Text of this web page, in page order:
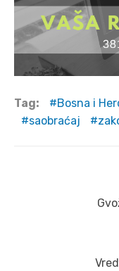
Tag: Bosna i
saobraćaj
Next